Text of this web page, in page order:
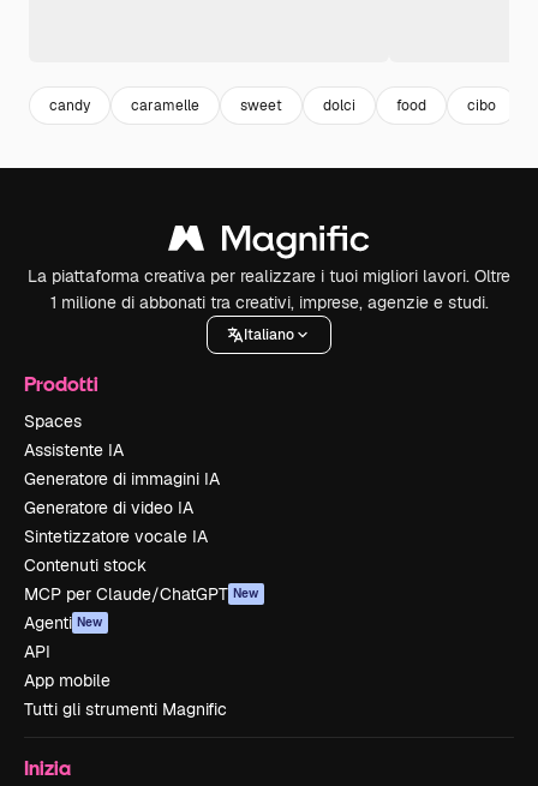
candy caramelle sweet dolci food cibo
La piattaforma creativa per realizzare i tuoi migliori lavori. Oltre
1 milione di abbonati tra creativi, imprese, agenzie e studi.
Italiano
Prodotti
Spaces
Assistente IA
Generatore di immagini IA
Generatore di video IA
Sintetizzatore vocale IA
Contenuti stock
MCP per Claude/ChatGPT New
Agenti New
API
App mobile
Tutti gli strumenti Magnific
Inizia